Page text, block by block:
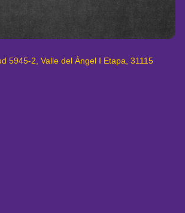
5945-2, Valle del Ángel I Etapa, 31115